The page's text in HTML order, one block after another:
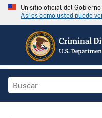
Un sitio oficial del Gobierno
Así es como usted puede